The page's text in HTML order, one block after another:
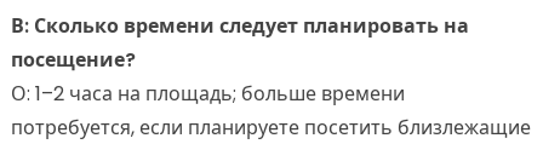
В: Сколько времени следует планировать на
посещение?
О: 1–2 часа на площадь; больше времени
потребуется, если планируете посетить близлежащие